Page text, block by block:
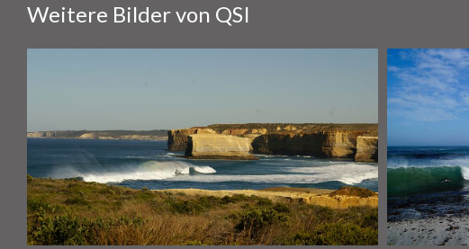
Weitere Bilder von QSI